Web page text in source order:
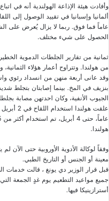
وأفادت هيئة الإذاعة الهولندية أنه في
عاماً فما فوق. ربما لا يزال يُعرض على
الحصول على شيء مختلف.
ثمانية من تقارير الجلطات الدموية
من هولندا. وتتراوح أعمار هؤلاء الثمانية،
وقد عانى أربعة منهن من انسداد رئوي
بنزيف في المخ. بينما إصابتان بتجلط
الجيوب الأنفية، وكان احدتهن مصابة
هولندا.
وفقاً لوكالة الأدوية الأوروبية حتى الآن
معينة أو الجنس أو التاريخ الطبي.
قبل قرار الوزير دي يونغ ، قالت خدمات
جميع مواعيد التطعيم يوم غدٍ الجمعة
أسترازينيكا فيها.